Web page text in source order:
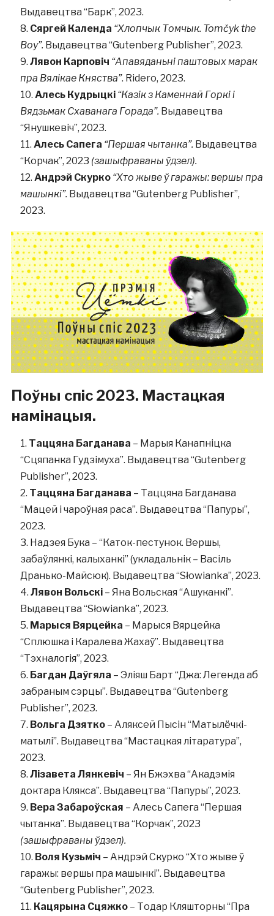
Выдавецтва “Барк”, 2023.
Сяргей Календа “Хлопчык Томчык. Tomčyk the
Boy”. Выдавецтва “Gutenberg Publisher”, 2023.
Лявон Карповіч “Апавяданьні паштовых марак
пра Вялікае Княства”. Ridero, 2023.
Алесь Кудрыцкі “Казік з Каменнай Горкі і
Вядзьмак Схаванага Горада”. Выдавецтва
“Янушкевіч”, 2023.
Алесь Сапега “Першая чытанка”. Выдавецтва
“Корчак”, 2023 (зашыфраваны ўдзел).
Андрэй Скурко “Хто жыве ў гаражы: вершы пра
машынкі”. Выдавецтва “Gutenberg Publisher”,
2023.
Поўны спіс 2023. Мастацкая
намінацыя.
Таццяна Багданава – Марыя Канапніцка
“Сцяпанка Гудзімуха”. Выдавецтва “Gutenberg
Publisher”, 2023.
Таццяна Багданава – Таццяна Багданава
“Мацей і чароўная раса”. Выдавецтва “Папуры”,
2023.
Надзея Бука – “Каток-пестунок. Вершы,
забаўлянкі, калыханкі” (укладальнік – Васіль
Дранько-Майсюк). Выдавецтва “Słowianka”, 2023.
Лявон Вольскі – Яна Вольская “Ашуканкі”.
Выдавецтва “Słowianka”, 2023.
Марыся Вярцейка – Марыся Вярцейка
“Сплюшка і Каралева Жахаў”. Выдавецтва
“Тэхналогія”, 2023.
Багдан Даўгяла – Эліяш Барт “Джа: Легенда аб
забраным сэрцы”. Выдавецтва “Gutenberg
Publisher”, 2023.
Вольга Дзятко– Аляксей Пысін “Матылёчкі-
матылі”. Выдавецтва “Мастацкая літаратура”,
2023.
Лізавета Лянкевіч – Ян Бжэхва “Акадэмія
доктара Клякса”. Выдавецтва “Папуры”, 2023.
Вера Забароўская – Алесь Сапега “Першая
чытанка”. Выдавецтва “Корчак”, 2023
(зашыфраваны ўдзел).
Воля Кузьміч – Андрэй Скурко “Хто жыве ў
гаражы: вершы пра машынкі”. Выдавецтва
“Gutenberg Publisher”, 2023.
Кацярына Сцяжко– Тодар Кляшторны “Пра